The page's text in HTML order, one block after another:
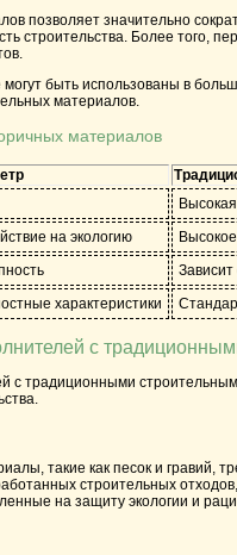
позволяет значительно
строительства. Более того,
быть использованы в
материалов.
материалов
Высокая
на экологию
характеристики
с
с традиционными
такие как песок и гравий,
строительных
на защиту экологии и